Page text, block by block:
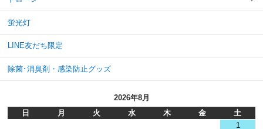
蛍光灯
LINE友だち限定
除菌･消臭剤・感染防止グッズ
2026年8月
日
月 火 水 木 金
土
1